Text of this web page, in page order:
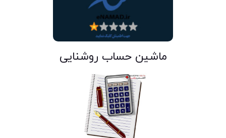
ماشین حساب روشنایی